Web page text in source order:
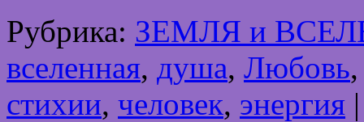
Рубрика: ЗЕМЛЯ и
вселенная, душа, Любовь
стихии, человек, энергия |